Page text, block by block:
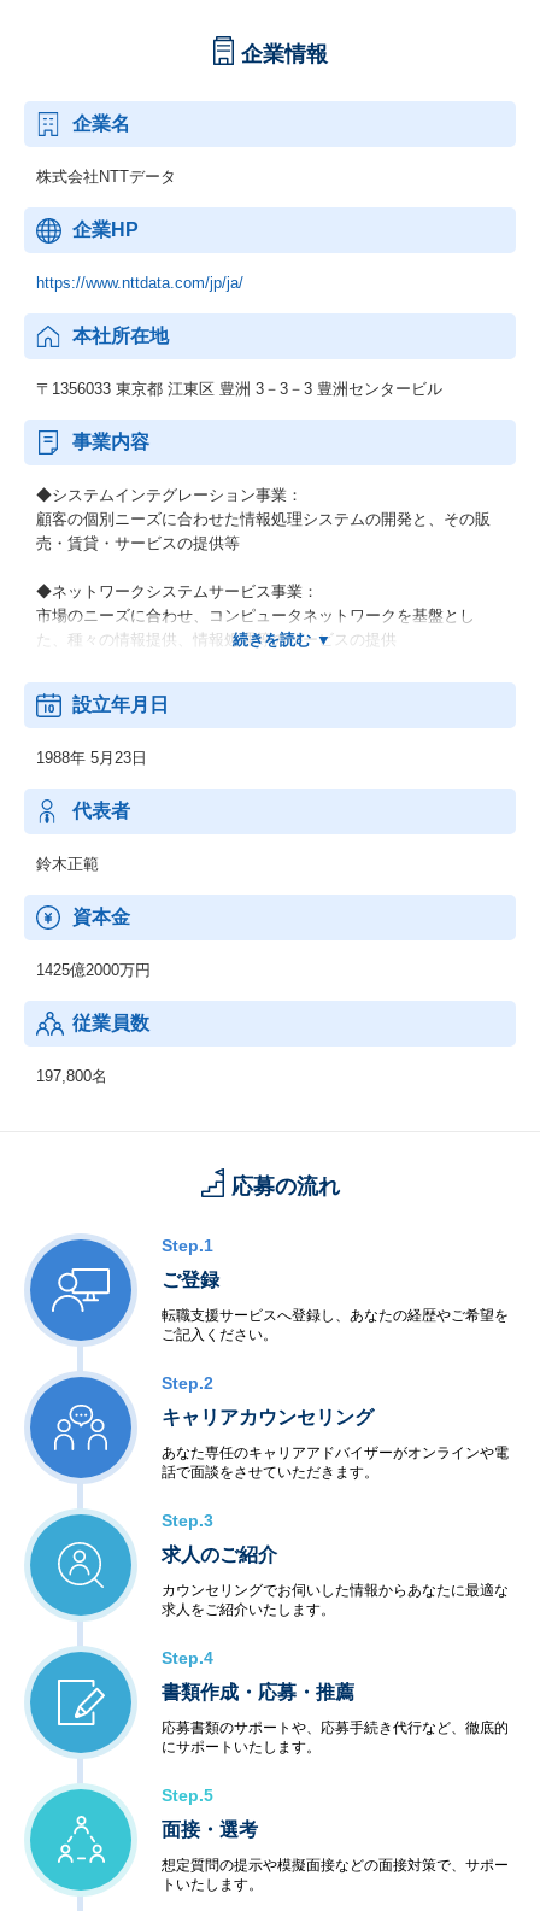
企業情報
企業名
株式会社NTTデータ
企業HP
https://www.nttdata.com/jp/ja/
本社所在地
〒1356033 東京都 江東区 豊洲 3－3－3 豊洲センタービル
事業内容
◆システムインテグレーション事業：
顧客の個別ニーズに合わせた情報処理システムの開発と、その販
売・賃貸・サービスの提供等
◆ネットワークシステムサービス事業：
市場のニーズに合わせ、コンピュータネットワークを基盤とし
た、種々の情報提供、情報処理等のサービスの提供
◆その他の事業：
顧客の経営上の問題点に係わる調査・分析、情報処理システムの
設立年月日
1988年 5月23日
代表者
鈴木正範
資本金
1425億2000万円
従業員数
197,800名
応募の流れ
Step.1
ご登録
転職支援サービスへ登録し、あなたの経歴やご希望を
ご記入ください。
Step.2
キャリアカウンセリング
あなた専任のキャリアアドバイザーがオンラインや電
話で面談をさせていただきます。
Step.3
求人のご紹介
カウンセリングでお伺いした情報からあなたに最適な
求人をご紹介いたします。
Step.4
書類作成・応募・推薦
応募書類のサポートや、応募手続き代行など、徹底的
にサポートいたします。
Step.5
面接・選考
想定質問の提示や模擬面接などの面接対策で、サポー
トいたします。